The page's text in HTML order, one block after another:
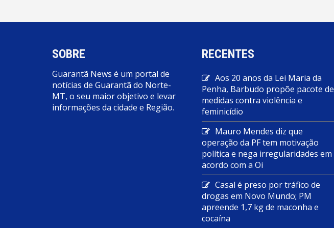
SOBRE
Guarantã News é um portal de
notícias de Guarantã do Norte-
MT, o seu maior objetivo e levar
informações da cidade e Região.
RECENTES
Aos 20 anos da Lei Maria da
Penha, Barbudo propõe pacote de
medidas contra violência e
feminicídio
Mauro Mendes diz que
operação da PF tem motivação
política e nega irregularidades em
acordo com a Oi
Casal é preso por tráfico de
drogas em Novo Mundo; PM
apreende 1,7 kg de maconha e
cocaína